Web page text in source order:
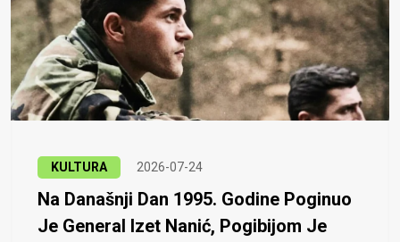
KULTURA 2026-07-24
Na Današnji Dan 1995. Godine Poginuo
Je General Izet Nanić, Pogibijom Je